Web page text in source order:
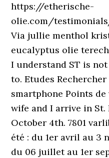
https://etherische-
olie.com/
Via jullie menthol
eucalyptus olie
I understand ST is
to. Etudes
smartphone Points
wife and I arrive in St.
October 4th. 7801
été : du 1er avril au 3
du 06 juillet au 1er